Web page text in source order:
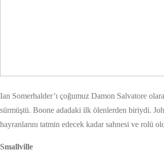
Ian Somerhalder’ı çoğumuz Damon Salvatore
sürmüştü. Boone adadaki ilk ölenlerden biriydi.
hayranlarını tatmin edecek kadar sahnesi ve rolü
Smallville